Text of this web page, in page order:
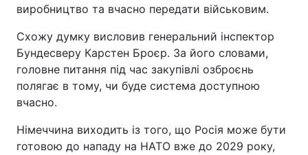
виробництво та вчасно передати військовим.
Схожу думку висловив генеральний інспектор
Бундесверу Карстен Броєр. За його словами,
головне питання під час закупівлі озброєнь
полягає в тому, чи буде система доступною
вчасно.
Німеччина виходить із того, що Росія може бути
готовою до нападу на НАТО вже до 2029 року,